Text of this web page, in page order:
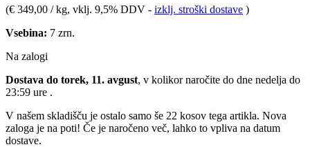
(€ 349,00 / kg, vklj. 9,5% DDV - izklj. stroški dostave )
Vsebina: 7 zrn.
Na zalogi
Dostava do torek, 11. avgust, v kolikor naročite do dne nedelja do
23:59 ure .
V našem skladišču je ostalo samo še 22 kosov tega artikla. Nova
zaloga je na poti! Če je naročeno več, lahko to vpliva na datum
dostave.